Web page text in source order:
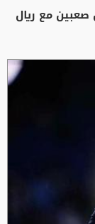
مع ريال